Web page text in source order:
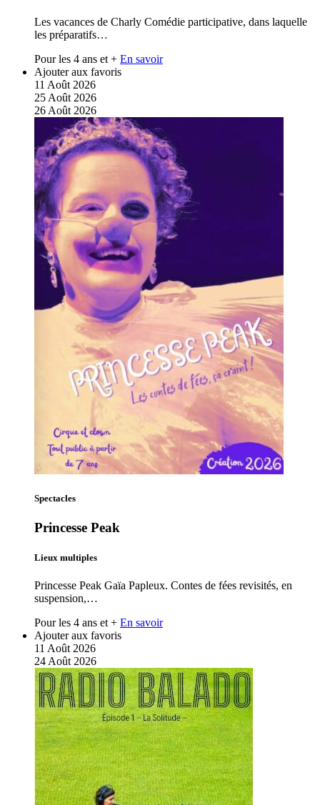
Les vacances de Charly Comédie participative, dans laquelle
les préparatifs…
Pour les 4 ans et + En savoir
Ajouter aux favoris
11 Août 2026
25 Août 2026
26 Août 2026
Spectacles
Princesse Peak
Lieux multiples
Princesse Peak Gaïa Papleux. Contes de fées revisités, en
suspension,…
Pour les 4 ans et + En savoir
Ajouter aux favoris
11 Août 2026
24 Août 2026